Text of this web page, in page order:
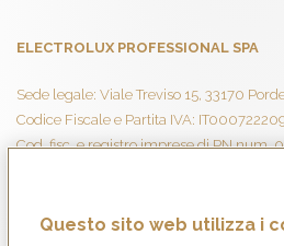
ELECTROLUX PROFESSIONAL SPA
Sede legale: Viale Treviso 15, 33170
Codice Fiscale e Partita IVA:
Cod. fisc. e registro imprese di PN num.
R.E.A.: N.4307 Capitale Sociale: EURO
Questo sito web utilizza i